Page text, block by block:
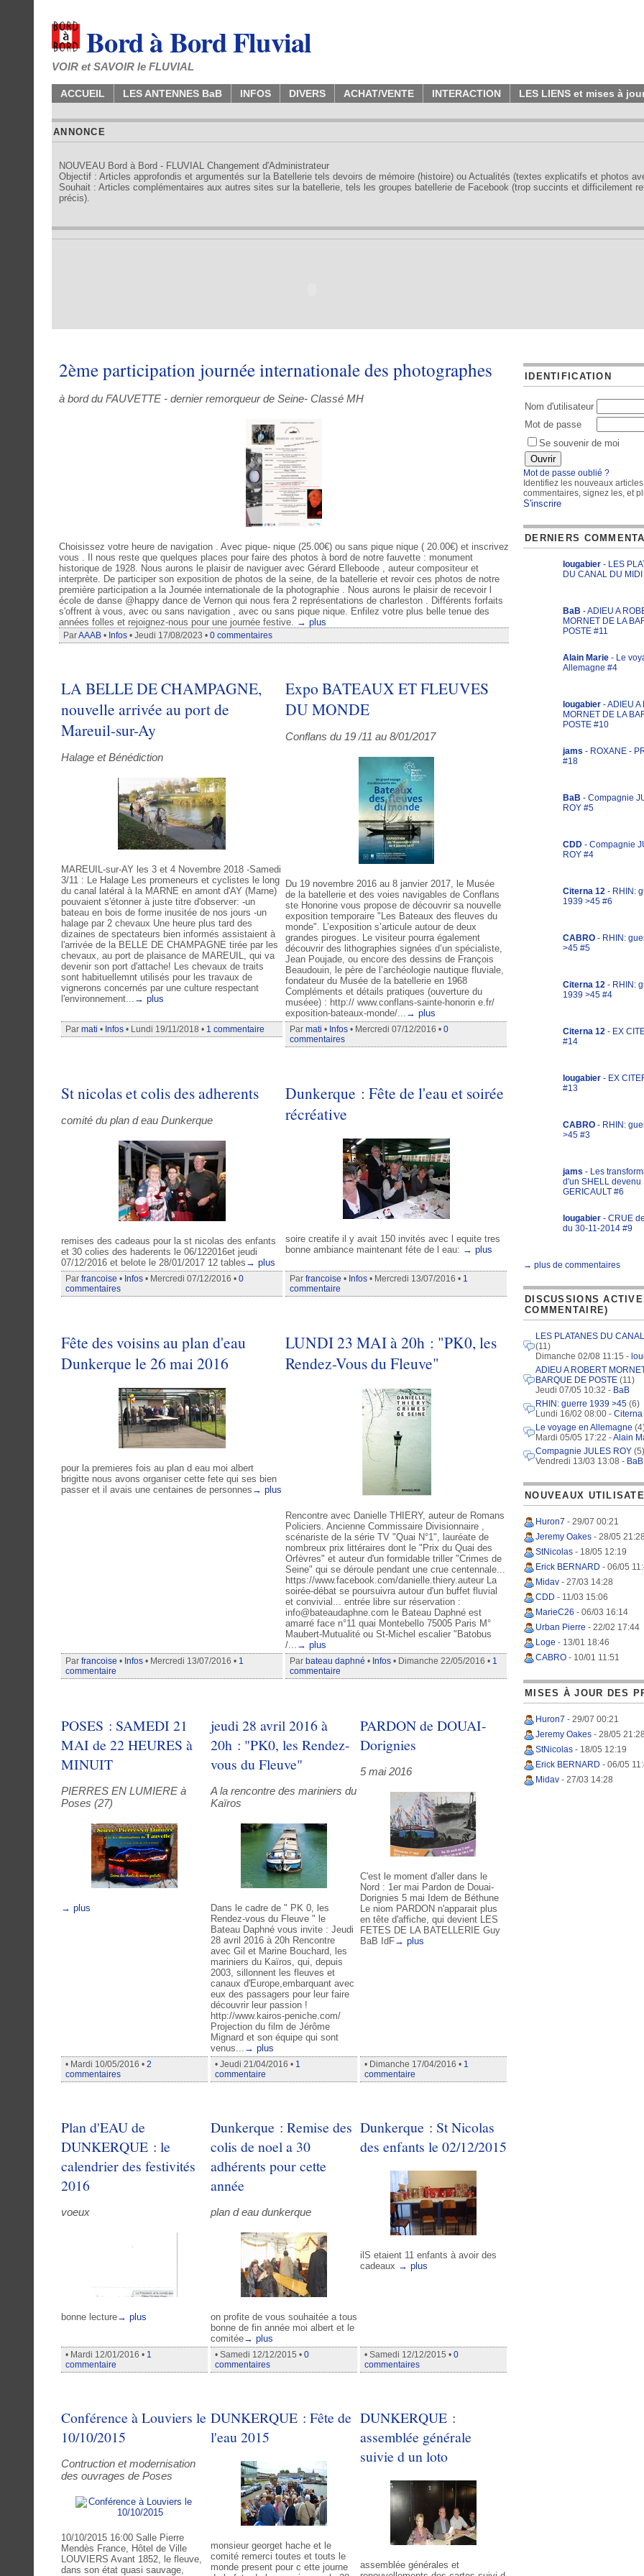
Bord à Bord Fluvial
VOIR et SAVOIR le FLUVIAL
ACCUEIL LES ANTENNES BaB INFOS DIVERS ACHAT/VENTE INTERACTION LES LIENS et mises à
ANNONCE
NOUVEAU Bord à Bord - FLUVIAL Changement d'Administrateur
Objectif : Articles approfondis et argumentés sur la Batellerie tels devoirs de mémoire (histoire) ou Actualités (textes explicatifs et photos
Souhait : Articles complémentaires aux autres sites sur la batellerie, tels les groupes batellerie de Facebook (trop succints et difficilement
précis).
2ème participation journée internationale des photographes
à bord du FAUVETTE - dernier remorqueur de Seine- Classé MH
Choisissez votre heure de navigation . Avec pique- nique (25.00€) ou sans pique nique ( 20.00€) et inscrivez
vous . Il nous reste que quelques places pour faire des photos à bord de notre fauvette : monument
historique de 1928. Nous aurons le plaisir de naviguer avec Gérard Elleboode , auteur compositeur et
interprète. De participer son exposition de photos de la seine, de la batellerie et revoir ces photos de notre
première participation a la Journée internationale de la photographie . Nous aurons le plaisir de recevoir l
école de danse @happy dance de Vernon qui nous fera 2 représentations de charleston . Différents forfaits
s'offrent à vous, avec ou sans navigation , avec ou sans pique nique. Enfilez votre plus belle tenue des
années folles et rejoignez-nous pour une journée festive.
→ plus
ParAAAB • Infos • Jeudi 17/08/2023 • 0 commentaires
LA BELLE DE CHAMPAGNE,
nouvelle arrivée au port de
Mareuil-sur-Ay
Halage et Bénédiction
MAREUIL-sur-AY les 3 et 4 Novembre 2018 -Samedi
3/11 : Le Halage Les promeneurs et cyclistes le long
du canal latéral à la MARNE en amont d'AY (Marne)
pouvaient s'étonner à juste titre d'observer: -un
bateau en bois de forme inusitée de nos jours -un
halage par 2 chevaux Une heure plus tard des
dizaines de spectateurs bien informés assistaient à
l'arrivée de la BELLE DE CHAMPAGNE tirée par les
chevaux, au port de plaisance de MAREUIL, qui va
devenir son port d'attache! Les chevaux de traits
sont habituellemnt utilisés pour les travaux de
vignerons concernés par une culture respectant
l'environnement...
→ plus
Expo BATEAUX ET FLEUVES
DU MONDE
Conflans du 19 /11 au 8/01/2017
Du 19 novembre 2016 au 8 janvier 2017, le Musée
de la batellerie et des voies navigables de Conflans
ste Honorine vous propose de découvrir sa nouvelle
exposition temporaire "Les Bateaux des fleuves du
monde". L’exposition s’articule autour de deux
grandes pirogues. Le visiteur pourra également
découvrir des lithographies signées d’un spécialiste,
Jean Poujade, ou encore des dessins de François
Beaudouin, le père de l’archéologie nautique fluviale,
fondateur du Musée de la batellerie en 1968
Compléments et détails pratiques (ouverture du
muséee) : http:// www.conflans-sainte-honorin e.fr/
exposition-bateaux-monde/...
→ plus
Par mati • Infos • Lundi 19/11/2018 • 1 commentaire Par mati • Infos • Mercredi 07/12/2016 • 0
commentaires
St nicolas et colis des adherents
comité du plan d eau Dunkerque
remises des cadeaus pour la st nicolas des enfants
et 30 colies des haderents le 06/122016et jeudi
07/12/2016 et belote le 28/01/2017 12 tables → plus
Dunkerque : Fête de l'eau et soirée
récréative
soire creatife il y avait 150 invités avec l equite tres
bonne ambiance maintenant féte de l eau: → plus
Par francoise • Infos • Mercredi 07/12/2016 • 0
commentaires
Par francoise • Infos • Mercredi 13/07/2016 • 1
commentaire
Fête des voisins au plan d'eau
Dunkerque le 26 mai 2016
pour la premieres fois au plan d eau moi albert
brigitte nous avons organiser cette fete qui ses bien
passer et il avais une centaines de personnes → plus
LUNDI 23 MAI à 20h : "PK0, les
Rendez-Vous du Fleuve"
Rencontre avec Danielle THIERY, auteur de Romans
Policiers. Ancienne Commissaire Divisionnaire ,
scénariste de la série TV "Quai N°1", lauréate de
nombreux prix littéraires dont le "Prix du Quai des
Orfèvres" et auteur d'un formidable triller "Crimes de
Seine" qui se déroule pendant une crue centennale...
https://www.facebook.com/danielle.thiery.auteur La
soirée-débat se poursuivra autour d'un buffet fluvial
et convivial... entrée libre sur réservation :
info@bateaudaphne.com le Bateau Daphné est
amarré face n°11 quai Montebello 75005 Paris M°
Maubert-Mutualité ou St-Michel escalier "Batobus
/...
→ plus
Par francoise • Infos • Mercredi 13/07/2016 • 1
commentaire
Par bateau daphné • Infos • Dimanche 22/05/2016 • 1
commentaire
POSES : SAMEDI 21
MAI de 22 HEURES à
MINUIT
PIERRES EN LUMIERE à
Poses (27)
→ plus
jeudi 28 avril 2016 à
20h : "PK0, les Rendez-
vous du Fleuve"
A la rencontre des mariniers du
Kaïros
Dans le cadre de " PK 0, les
Rendez-vous du Fleuve " le
Bateau Daphné vous invite : Jeudi
28 avril 2016 à 20h Rencontre
avec Gil et Marine Bouchard, les
mariniers du Kaïros, qui, depuis
2003, sillonnent les fleuves et
canaux d'Europe,embarquant avec
eux des passagers pour leur faire
découvrir leur passion !
http://www.kairos-peniche.com/
Projection du film de Jérôme
Mignard et son équipe qui sont
venus...
→ plus
PARDON de DOUAI-
Dorignies
5 mai 2016
C'est le moment d'aller dans le
Nord : 1er mai Pardon de Douai-
Dorignies 5 mai Idem de Béthune
Le niom PARDON n'apparait plus
en tête d'affiche, qui devient LES
FETES DE LA BATELLERIE Guy
BaB IdF→ plus
• Mardi 10/05/2016 • 2
commentaires
• Jeudi 21/04/2016 • 1
commentaire
• Dimanche 17/04/2016 • 1
commentaire
Plan d'EAU de
DUNKERQUE : le
calendrier des festivités
2016
voeux
bonne lecture→ plus
Dunkerque : Remise des
colis de noel a 30
adhérents pour cette
année
plan d eau dunkerque
on profite de vous souhaitée a tous
bonne de fin année moi albert et le
comitée→ plus
Dunkerque : St Nicolas
des enfants le 02/12/2015
ilS etaient 11 enfants à avoir des
cadeaux → plus
• Mardi 12/01/2016 • 1
commentaire
• Samedi 12/12/2015 • 0
commentaires
• Samedi 12/12/2015 • 0
commentaires
Conférence à Louviers le
10/10/2015
Contruction et modernisation
des ouvrages de Poses
10/10/2015 16:00 Salle Pierre
Mendès France, Hôtel de Ville
LOUVIERS Avant 1852, le fleuve,
dans son état quasi sauvage,
DUNKERQUE : Fête de
l'eau 2015
monsieur georget hache et le
comité remerci toutes et touts le
monde present pour c ette journe
DUNKERQUE :
assemblée générale
suivie d un loto
assemblée générales et
IDENTIFICATION
Nom d'utilisateur
Mot de passe
Se souvenir de moi
Mot de passe oublié ?
Identifiez les nouveaux
commentaires, signez les, et
S'inscrire
DERNIERS
lougabier - LES
DU CANAL DU MIDI
BaB - ADIEU A
MORNET DE LA
POSTE #11
Alain Marie - Le
Allemagne #4
lougabier - ADIEU A
MORNET DE LA
POSTE #10
jams - ROXANE -
#18
BaB - Compagnie
ROY #5
CDD - Compagnie
ROY #4
Citerna 12 - RHIN:
1939 >45 #6
CABRO - RHIN:
>45 #5
Citerna 12 - RHIN:
1939 >45 #4
Citerna 12 - EX
#14
lougabier - EX
#13
CABRO - RHIN:
>45 #3
jams - Les
d'un SHELL devenu
GERICAULT #6
lougabier - CRUE
du 30-11-2014 #9
→ plus de commentaires
DISCUSSIONS
COMMENTAIRE)
LES PLATANES DU
(11)
Dimanche 02/08 11:15 -
ADIEU A ROBERT
BARQUE DE POSTE (11)
Jeudi 07/05 10:32 - BaB
RHIN: guerre 1939 >45 (6)
Lundi 16/02 08:00 - Citerna
Le voyage en Allemagne
Mardi 05/05 17:22 -Alain
Compagnie JULES ROY (5)
Vendredi 13/03 13:08 - BaB
NOUVEAUX
Huron7 - 29/07 00:21
Jeremy Oakes - 28/05 21:28
StNicolas - 18/05 12:19
Erick BERNARD - 06/05
Midav - 27/03 14:28
CDD - 11/03 15:06
MarieC26 - 06/03 16:14
Urban Pierre - 22/02 17:44
Loge - 13/01 18:46
CABRO - 10/01 11:51
MISES À JOUR DES
Huron7 - 29/07 00:21
Jeremy Oakes - 28/05 21:28
StNicolas - 18/05 12:19
Erick BERNARD - 06/05
Midav - 27/03 14:28